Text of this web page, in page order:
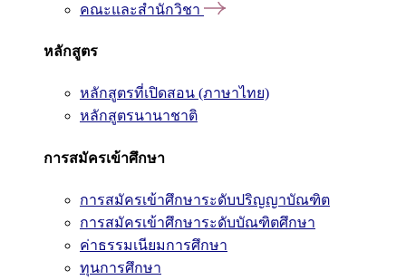
คณะและสำนักวิชา
หลักสูตร
หลักสูตรที่เปิดสอน (ภาษาไทย)
หลักสูตรนานาชาติ
การสมัครเข้าศึกษา
การสมัครเข้าศึกษาระดับปริญญาบัณฑิต
การสมัครเข้าศึกษาระดับบัณฑิตศึกษา
ค่าธรรมเนียมการศึกษา
ทุนการศึกษา